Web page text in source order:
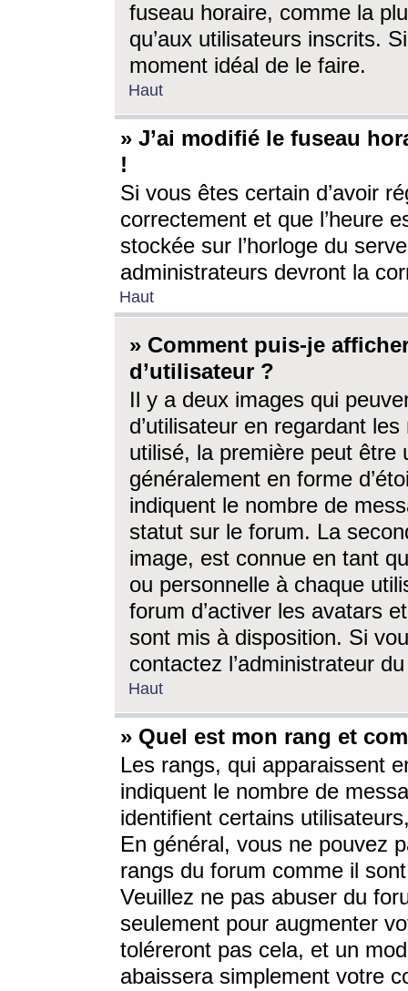
fuseau horaire, comme la
qu’aux utilisateurs inscrits.
moment idéal de le faire.
Haut
» J’ai modifié le fuseau
!
Si vous êtes certain d’avoir
correctement et que l’heure
stockée sur l’horloge du
administrateurs devront la
Haut
» Comment puis-je
d’utilisateur ?
Il y a deux images qui
d’utilisateur en regardant
utilisé, la première peut être
généralement en forme
indiquent le nombre de
statut sur le forum. La
image, est connue en tant
ou personnelle à chaque
forum d’activer les avatars
sont mis à disposition. Si
contactez l’administrateur
Haut
» Quel est mon rang et
Les rangs, qui apparaissent
indiquent le nombre de
identifient certains
En général, vous ne pouvez
rangs du forum comme il
Veuillez ne pas abuser du
seulement pour augmenter
toléreront pas cela, et un
abaissera simplement votre